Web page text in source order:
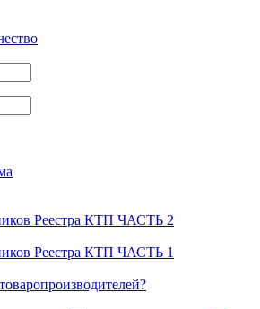
Реестра КТП ЧАСТЬ 2
Реестра КТП ЧАСТЬ 1